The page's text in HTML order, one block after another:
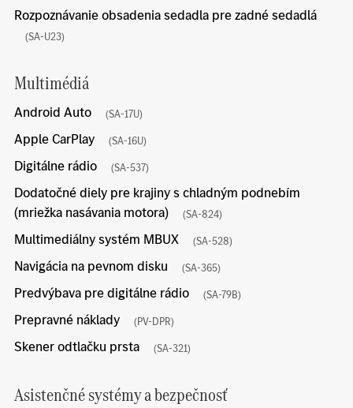
Rozpoznávanie obsadenia sedadla pre zadné sedadlá
(SA-U23)
Multimédiá
Android Auto (SA-17U)
Apple CarPlay (SA-16U)
Digitálne rádio (SA-537)
Dodatočné diely pre krajiny s chladným podnebím
(mriežka nasávania motora)
(SA-824)
Multimediálny systém MBUX (SA-528)
Navigácia na pevnom disku (SA-365)
Predvýbava pre digitálne rádio (SA-79B)
Prepravné náklady (PV-DPR)
Skener odtlačku prsta (SA-321)
Asistenčné systémy a bezpečnosť